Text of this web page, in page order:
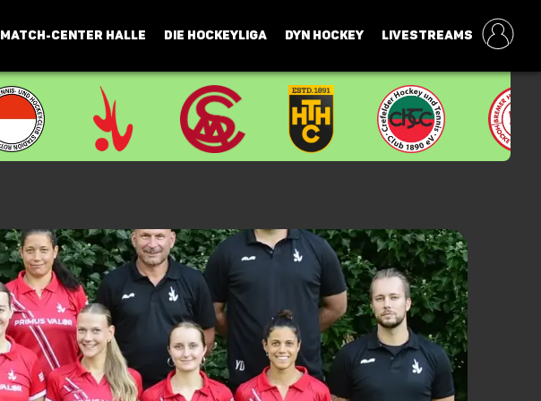
MATCH-CENTER HALLE DIE HOCKEYLIGA DYN HOCKEY LIVESTREAMS